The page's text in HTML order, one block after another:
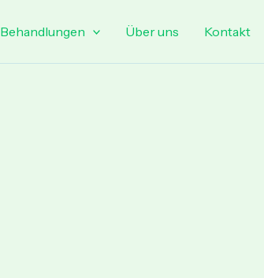
Behandlungen Über uns Kontakt